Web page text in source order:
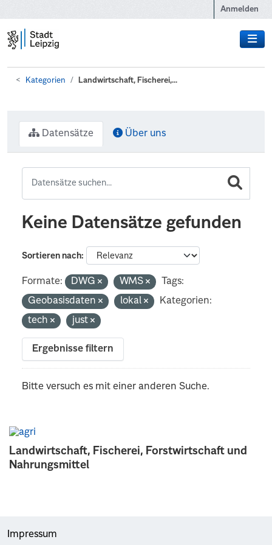
Anmelden
Kategorien Landwirtschaft, Fischerei,...
Landwirtschaft, Fischerei, Forstwirtschaft und
Nahrungsmittel
Datensätze Über uns
Keine Datensätze gefunden
Sortieren nach
Formate: DWG WMS
Tags:
Geobasisdaten
lokal
Kategorien:
tech
just
Ergebnisse filtern
Bitte versuch es mit einer anderen Suche.
Impressum